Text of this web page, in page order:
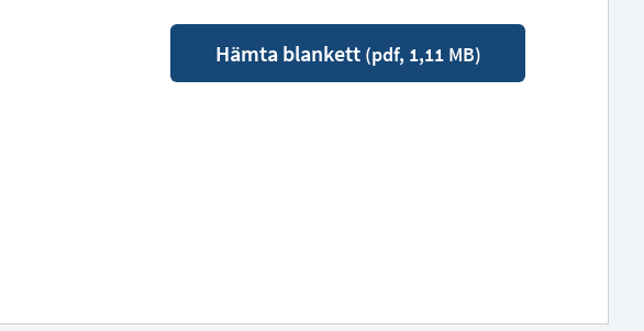
Hämta blankett(pdf, 1,11 MB)